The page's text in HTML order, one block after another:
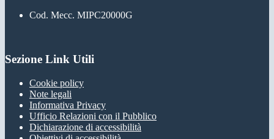
Cod. Mecc. MIPC20000G
Sezione Link Utili
Cookie policy
Note legali
Informativa Privacy
Ufficio Relazioni con il Pubblico
Dichiarazione di accessibilità